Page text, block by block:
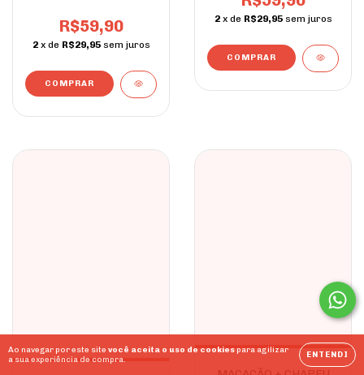
Ao navegar por este site você aceita o uso de cookiespara agilizar
a sua experiência de compra.
ENTENDI
R$59,90
2 x de R$29,95 sem juros
COMPRAR
2 x de R$29,95 sem juros
COMPRAR